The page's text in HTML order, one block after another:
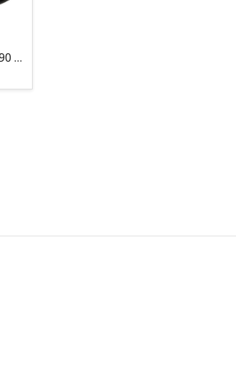
COJIN, OVAL DOC BED 90 X 66 X 10CM GRIS/NEGRO, 95°